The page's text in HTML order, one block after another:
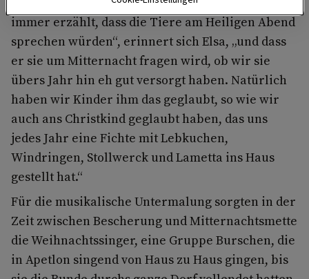
immer erzählt, dass die Tiere am Heiligen Abend
sprechen würden“, erinnert sich Elsa, „und dass
er sie um Mitternacht fragen wird, ob wir sie
übers Jahr hin eh gut versorgt haben. Natürlich
haben wir Kinder ihm das geglaubt, so wie wir
auch ans Christkind geglaubt haben, das uns
jedes Jahr eine Fichte mit Lebkuchen,
Windringen, Stollwerck und Lametta ins Haus
gestellt hat.“
Für die musikalische Untermalung sorgten in der
Zeit zwischen Bescherung und Mitternachtsmette
die Weihnachtssinger, eine Gruppe Burschen, die
in Apetlon singend von Haus zu Haus gingen, bis